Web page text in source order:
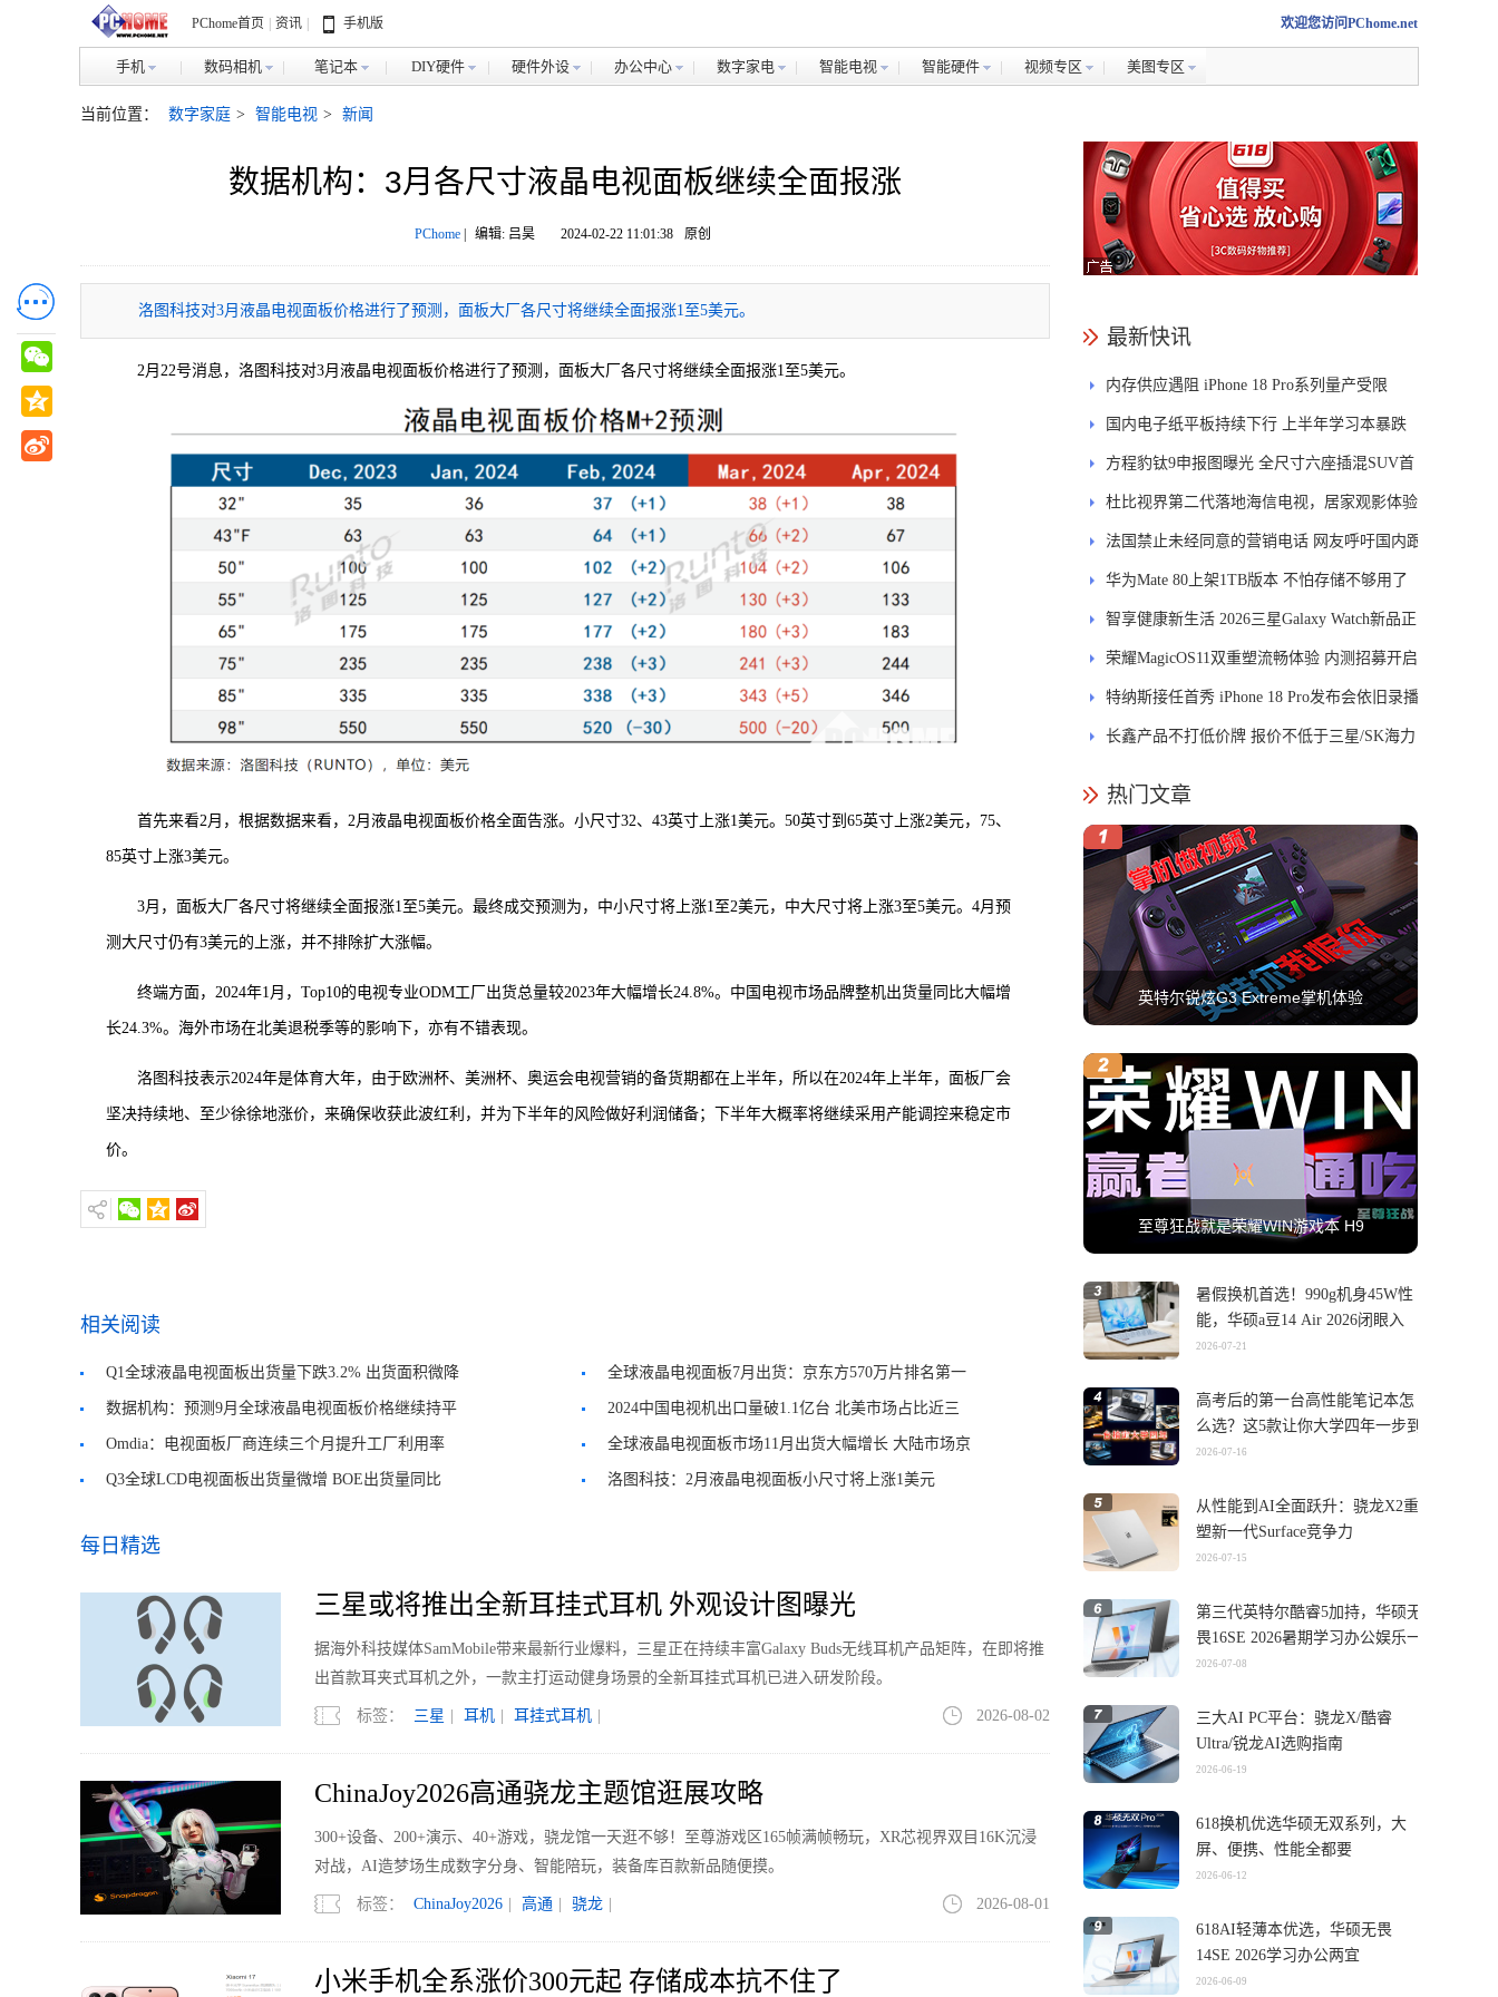
PChome首页 资讯 手机版 欢迎您访问PChome.net
手机 数码相机 笔记本 DIY硬件 硬件外设 办公中心 数字家电 智能电视 智能硬件 视频专区 美图专区
当前位置： 数字家庭 > 智能电视 > 新闻
数据机构：3月各尺寸液晶电视面板继续全面报涨
PChome| 编辑: 吕昊 2024-02-22 11:01:38 原创
洛图科技对3月液晶电视面板价格进行了预测，面板大厂各尺寸将继续全面报涨1至5美元。
2月22号消息，洛图科技对3月液晶电视面板价格进行了预测，面板大厂各尺寸将继续全面报涨1至5美元。
首先来看2月，根据数据来看，2月液晶电视面板价格全面告涨。小尺寸32、43英寸上涨1美元。50英寸到65英寸上涨2美元，75、
85英寸上涨3美元。
3月，面板大厂各尺寸将继续全面报涨1至5美元。最终成交预测为，中小尺寸将上涨1至2美元，中大尺寸将上涨3至5美元。4月预
测大尺寸仍有3美元的上涨，并不排除扩大涨幅。
终端方面，2024年1月，Top10的电视专业ODM工厂出货总量较2023年大幅增长24.8%。中国电视市场品牌整机出货量同比大幅增
长24.3%。海外市场在北美退税季等的影响下，亦有不错表现。
洛图科技表示2024年是体育大年，由于欧洲杯、美洲杯、奥运会电视营销的备货期都在上半年，所以在2024年上半年，面板厂会
坚决持续地、至少徐徐地涨价，来确保收获此波红利，并为下半年的风险做好利润储备；下半年大概率将继续采用产能调控来稳定市
价。
相关阅读
Q1全球液晶电视面板出货量下跌3.2% 出货面积微降
0.9%
全球液晶电视面板7月出货：京东方570万片排名第一
数据机构：预测9月全球液晶电视面板价格继续持平 2024中国电视机出口量破1.1亿台 北美市场占比近三
成
Omdia：电视面板厂商连续三个月提升工厂利用率 全球液晶电视面板市场11月出货大幅增长 大陆市场京
东方第一
Q3全球LCD电视面板出货量微增 BOE出货量同比 洛图科技：2月液晶电视面板小尺寸将上涨1美元
每日精选
三星或将推出全新耳挂式耳机 外观设计图曝光
据海外科技媒体SamMobile带来最新行业爆料，三星正在持续丰富Galaxy Buds无线耳机产品矩阵，在即将推
出首款耳夹式耳机之外，一款主打运动健身场景的全新耳挂式耳机已进入研发阶段。
标签： 三星 耳机 耳挂式耳机 2026-08-02
ChinaJoy2026高通骁龙主题馆逛展攻略
300+设备、200+演示、40+游戏，骁龙馆一天逛不够！至尊游戏区165帧满帧畅玩，XR芯视界双目16K沉浸
对战，AI造梦场生成数字分身、智能陪玩，装备库百款新品随便摸。
标签： ChinaJoy2026 高通 骁龙 2026-08-01
小米手机全系涨价300元起 存储成本抗不住了
最新快讯
内存供应遇阻 iPhone 18 Pro系列量产受限
国内电子纸平板持续下行 上半年学习本暴跌
84.6%
方程豹钛9申报图曝光 全尺寸六座插混SUV首
发DMS
杜比视界第二代落地海信电视，居家观影体验
能迎来哪些升级？
法国禁止未经同意的营销电话 网友呼吁国内跟
进
华为Mate 80上架1TB版本 不怕存储不够用了
智享健康新生活 2026三星Galaxy Watch新品正
式开售
荣耀MagicOS11双重塑流畅体验 内测招募开启
特纳斯接任首秀 iPhone 18 Pro发布会依旧录播
长鑫产品不打低价牌 报价不低于三星/SK海力
热门文章
英特尔锐炫G3 Extreme掌机体验
至尊狂战就是荣耀WIN游戏本 H9
暑假换机首选！990g机身45W性
能，华硕a豆14 Air 2026闭眼入
2026-07-21
高考后的第一台高性能笔记本怎
么选？这5款让你大学四年一步到
位
2026-07-16
从性能到AI全面跃升：骁龙X2重
塑新一代Surface竞争力
2026-07-15
第三代英特尔酷睿5加持，华硕无
畏16SE 2026暑期学习办公娱乐一
机搞定
2026-07-08
三大AI PC平台：骁龙X/酷睿
Ultra/锐龙AI选购指南
2026-06-19
618换机优选华硕无双系列，大
屏、便携、性能全都要
2026-06-12
618AI轻薄本优选，华硕无畏
14SE 2026学习办公两宜
2026-06-09